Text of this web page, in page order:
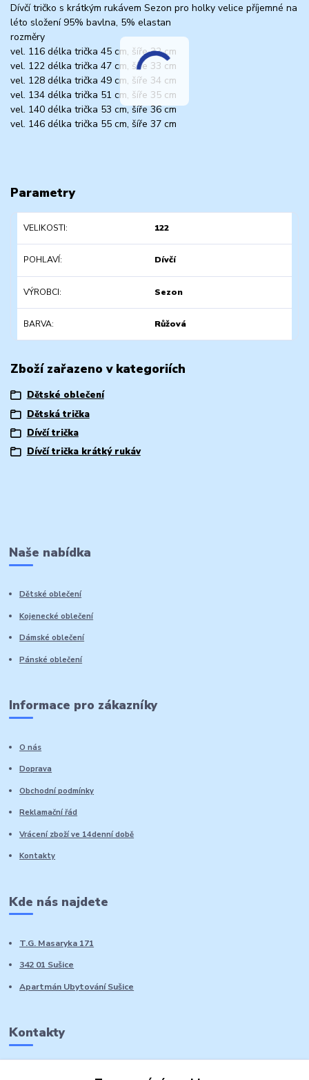
Dívčí tričko s krátkým rukávem Sezon pro holky velice příjemné na
léto složení 95% bavlna, 5% elastan
rozměry
vel. 116 délka trička 45 cm, šíře 32 cm
vel. 122 délka trička 47 cm, šíře 33 cm
vel. 128 délka trička 49 cm, šíře 34 cm
vel. 134 délka trička 51 cm, šíře 35 cm
vel. 140 délka trička 53 cm, šíře 36 cm
vel. 146 délka trička 55 cm, šíře 37 cm
Parametry
VELIKOSTI 122
POHLAVÍ Dívčí
VÝROBCI Sezon
BARVA Růžová
Zboží zařazeno v kategoriích
Dětské oblečení
Dětská trička
Dívčí trička
Dívčí trička krátký rukáv
Naše nabídka
Dětské oblečení
Kojenecké oblečení
Dámské oblečení
Pánské oblečení
Informace pro zákazníky
O nás
Doprava
Obchodní podmínky
Reklamační řád
Vrácení zboží ve 14denní době
Kontakty
Kde nás najdete
T.G. Masaryka 171
342 01 Sušice
Apartmán Ubytování Sušice
Kontakty